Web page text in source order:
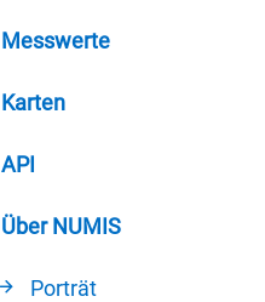
Messwerte
Karten
API
Über NUMIS
Porträt